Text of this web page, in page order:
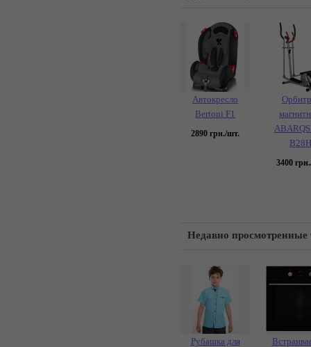
Автокресло
Bertoni F1
2890 грн./шт.
B28H
3400
Недавно просмотренные
Рубашка для